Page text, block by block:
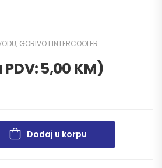
GORIVO I INTERCOOLER
5,00 KM)
Dodaj u korpu